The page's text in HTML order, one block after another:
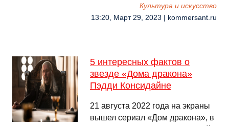
Культура и искусство
13:20, Март 29, 2023 | kommersant.ru
5 интересных фактов о
звезде «Дома дракона»
Пэдди Консидайне
21 августа 2022 года на экраны
вышел сериал «Дом дракона», в